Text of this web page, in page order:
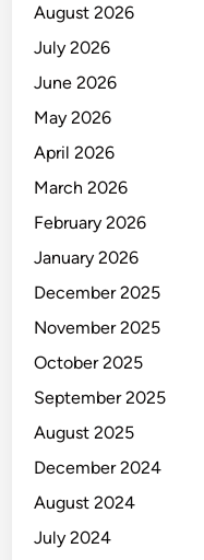
August 2026
July 2026
June 2026
May 2026
April 2026
March 2026
February 2026
January 2026
December 2025
November 2025
October 2025
September 2025
August 2025
December 2024
August 2024
July 2024